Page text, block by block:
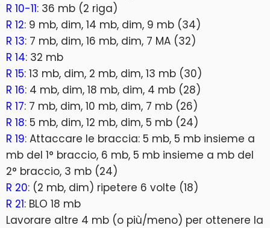
R 10-11: 36 mb (2 riga)
R 12: 9 mb, dim, 14 mb, dim, 9 mb (34)
R 13: 7 mb, dim, 16 mb, dim, 7 MA (32)
R 14: 32 mb
R 15: 13 mb, dim, 2 mb, dim, 13 mb (30)
R 16: 4 mb, dim, 18 mb, dim, 4 mb (28)
R 17: 7 mb, dim, 10 mb, dim, 7 mb (26)
R 18: 5 mb, dim, 12 mb, dim, 5 mb (24)
R 19: Attaccare le braccia: 5 mb, 5 mb insieme a
mb del 1° braccio, 6 mb, 5 mb insieme a mb del
2° braccio, 3 mb (24)
R 20: (2 mb, dim) ripetere 6 volte (18)
R 21: BLO 18 mb
Lavorare altre 4 mb (o più/meno) per ottenere la